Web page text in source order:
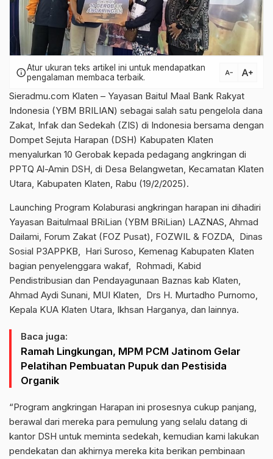
infoAtur ukuran teks artikel ini untuk mendapatkan
pengalaman membaca terbaik.
text_decrease text_increase
Sieradmu.com Klaten – Yayasan Baitul Maal Bank Rakyat
Indonesia (YBM BRILIAN) sebagai salah satu pengelola dana
Zakat, Infak dan Sedekah (ZIS) di Indonesia bersama dengan
Dompet Sejuta Harapan (DSH) Kabupaten Klaten
menyalurkan 10 Gerobak kepada pedagang angkringan di
PPTQ Al-Amin DSH, di Desa Belangwetan, Kecamatan Klaten
Utara, Kabupaten Klaten, Rabu (19/2/2025).
Launching Program Kolaburasi angkringan harapan ini dihadiri
Yayasan Baitulmaal BRiLian (YBM BRiLian) LAZNAS, Ahmad
Dailami, Forum Zakat (FOZ Pusat), FOZWIL & FOZDA, Dinas
Sosial P3APPKB, Hari Suroso, Kemenag Kabupaten Klaten
bagian penyelenggara wakaf, Rohmadi, Kabid
Pendistribusian dan Pendayagunaan Baznas kab Klaten,
Ahmad Aydi Sunani, MUI Klaten, Drs H. Murtadho Purnomo,
Kepala KUA Klaten Utara, Ikhsan Harganya, dan lainnya.
Baca juga:
Ramah Lingkungan, MPM PCM Jatinom Gelar
Pelatihan Pembuatan Pupuk dan Pestisida
Organik
“Program angkringan Harapan ini prosesnya cukup panjang,
berawal dari mereka para pemulung yang selalu datang di
kantor DSH untuk meminta sedekah, kemudian kami lakukan
pendekatan dan akhirnya mereka kita berikan pembinaan